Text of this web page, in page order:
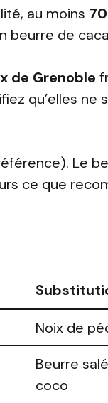
au moins
beurre de
de Grenoble
qu’elles
Le
ce que
Noix de
Beurre
coco